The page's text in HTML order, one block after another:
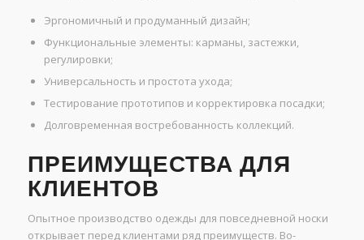
Эргономичный и продуманный дизайн;
Функциональные элементы: карманы, застежки,
регулировки;
Универсальность и простота ухода;
Тестирование прототипов и корректировка посадки;
Долговременная востребованность коллекций.
ПРЕИМУЩЕСТВА ДЛЯ
КЛИЕНТОВ
Опытное производство одежды для повседневной носки
открывает перед клиентами ряд преимуществ. Во-